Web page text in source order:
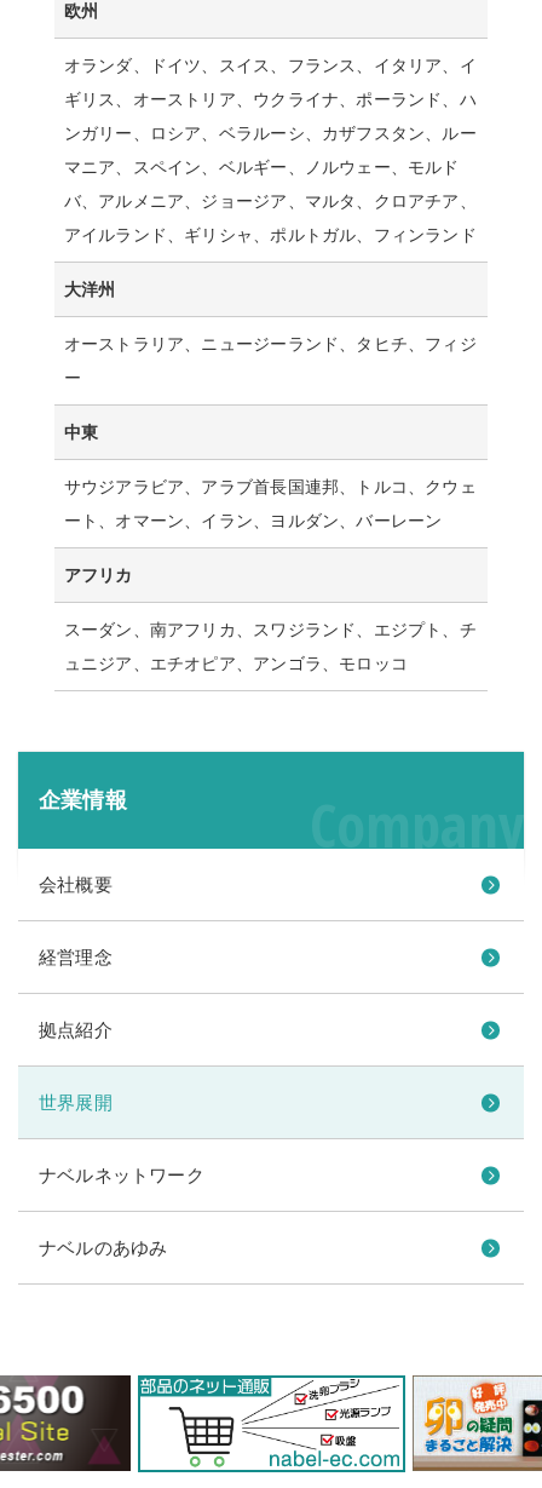
欧州
オランダ、ドイツ、スイス、フランス、イタリア、イ
ギリス、オーストリア、ウクライナ、ポーランド、ハ
ンガリー、ロシア、ベラルーシ、カザフスタン、ルー
マニア、スペイン、ベルギー、ノルウェー、モルド
バ、アルメニア、ジョージア、マルタ、クロアチア、
アイルランド、ギリシャ、ポルトガル、フィンランド
大洋州
オーストラリア、ニュージーランド、タヒチ、フィジ
ー
中東
サウジアラビア、アラブ首長国連邦、トルコ、クウェ
ート、オマーン、イラン、ヨルダン、バーレーン
アフリカ
スーダン、南アフリカ、スワジランド、エジプト、チ
ュニジア、エチオピア、アンゴラ、モロッコ
企業情報
会社概要
経営理念
拠点紹介
世界展開
ナベルネットワーク
ナベルのあゆみ